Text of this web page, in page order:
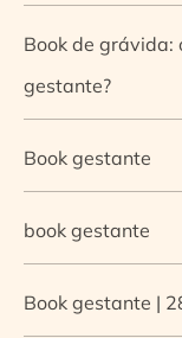
Book de grávida:
gestante?
Book gestante
book gestante
Book gestante |